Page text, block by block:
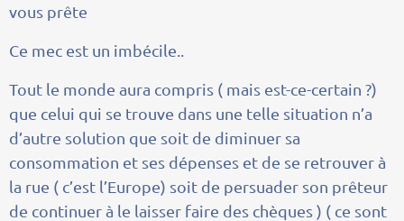
vous prête
Ce mec est un imbécile..
Tout le monde aura compris ( mais est-ce-certain ?)
que celui qui se trouve dans une telle situation n’a
d’autre solution que soit de diminuer sa
consommation et ses dépenses et de se retrouver à
la rue ( c’est l’Europe) soit de persuader son prêteur
de continuer à le laisser faire des chèques ) ( ce sont